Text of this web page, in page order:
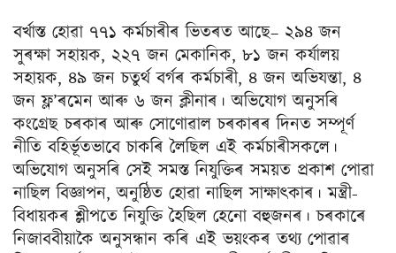
বৰ্খাস্ত হোৱা ৭৭১ কৰ্মচাৰীৰ ভিতৰত আছে– ২৯৪ জন
সুৰক্ষা সহায়ক, ২২৭ জন মেকানিক, ৮১ জন কৰ্যালয়
সহায়ক, ৪৯ জন চতুৰ্থ বৰ্গৰ কৰ্মচাৰী, ৪ জন অভিযন্তা, ৪
জন ফ্ল’ৰমেন আৰু ৬ জন ক্লীনাৰ। অভিযোগ অনুসৰি
কংগ্ৰেছ চৰকাৰ আৰু সোণোৱাল চৰকাৰৰ দিনত সম্পূৰ্ণ
নীতি বহিৰ্ভূতভাবে চাকৰি লৈছিল এই কৰ্মচাৰীসকলে।
অভিযোগ অনুসৰি সেই সমস্ত নিযুক্তিৰ সময়ত প্ৰকাশ পোৱা
নাছিল বিজ্ঞাপন, অনুষ্ঠিত হোৱা নাছিল সাক্ষাৎকাৰ। মন্ত্ৰী-
বিধায়কৰ শ্লীপতে নিযুক্তি হৈছিল হেনো বহুজনৰ। চৰকাৰে
নিজাববীয়াকৈ অনুসন্ধান কৰি এই ভয়ংকৰ তথ্য পোৱাৰ